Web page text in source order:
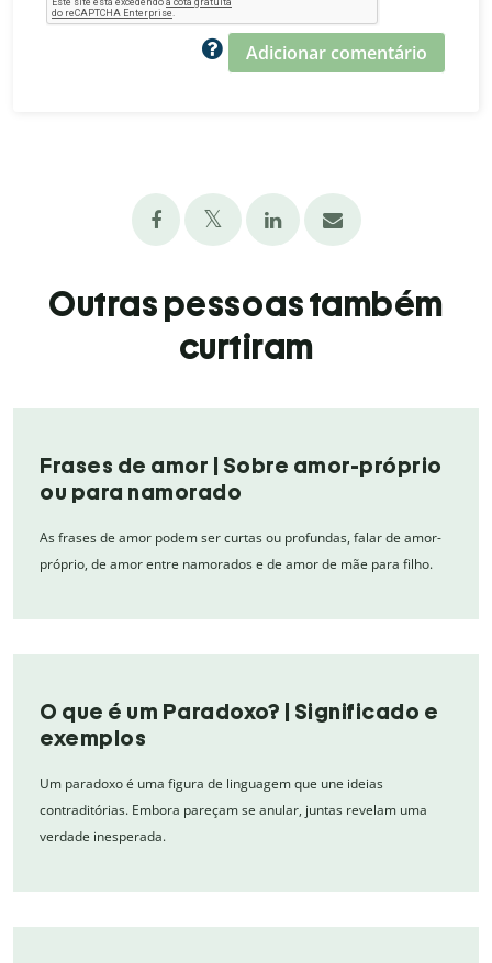
Adicionar comentário
Outras pessoas também
curtiram
Frases de amor | Sobre amor-próprio
ou para namorado
As frases de amor podem ser curtas ou profundas, falar de amor-
próprio, de amor entre namorados e de amor de mãe para filho.
O que é um Paradoxo? | Significado e
exemplos
Um paradoxo é uma figura de linguagem que une ideias
contraditórias. Embora pareçam se anular, juntas revelam uma
verdade inesperada.